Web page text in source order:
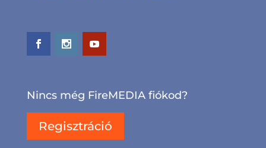
Nincs még FireMEDIA fiókod?
Regisztráció